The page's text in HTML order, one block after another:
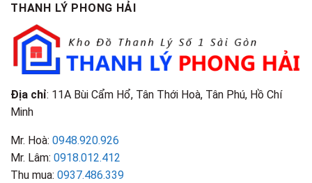
Điểm
Nhận
Biết
THANH LÝ PHONG HẢI
Địa chỉ: 11A Bùi Cẩm Hổ, Tân Thới Hoà, Tân Phú, Hồ Chí
Minh
Mr. Hoà: 0948.920.926
Mr. Lâm: 0918.012.412
Thu mua: 0937.486.339